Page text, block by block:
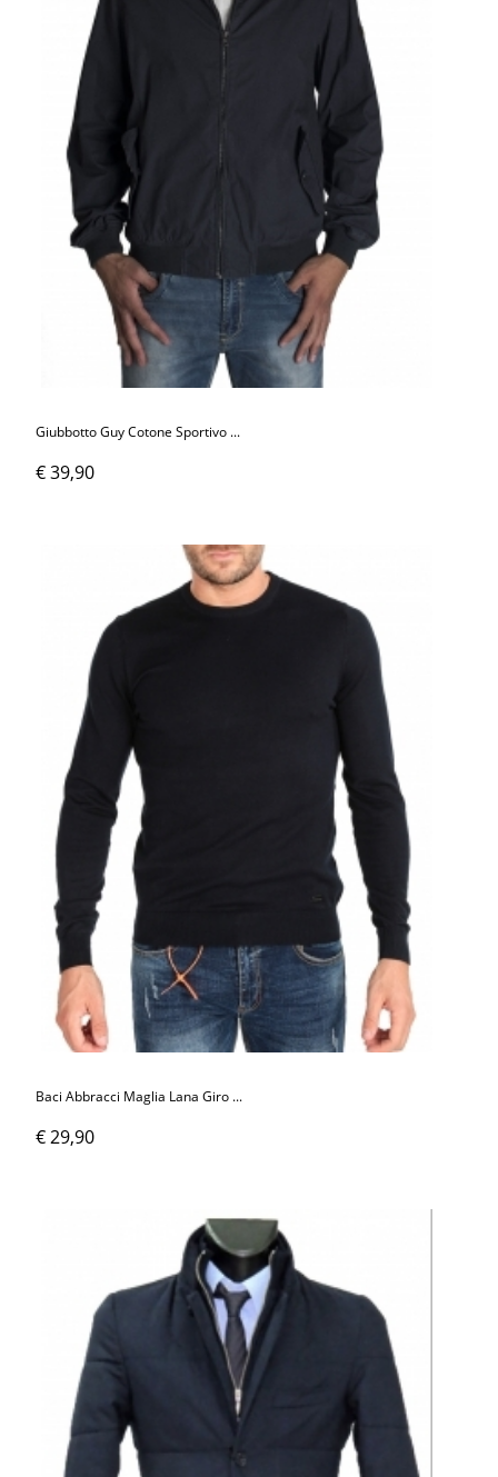
Giubbotto Guy Cotone Sportivo ...
€ 39,90
Baci Abbracci Maglia Lana Giro ...
€ 29,90